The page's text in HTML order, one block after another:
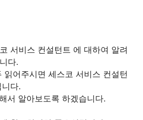
서비스 컨설턴트 에 대하여 알려
다.
읽어주시면 세스코 서비스 컨설턴
니다.
서 알아보도록 하겠습니다.